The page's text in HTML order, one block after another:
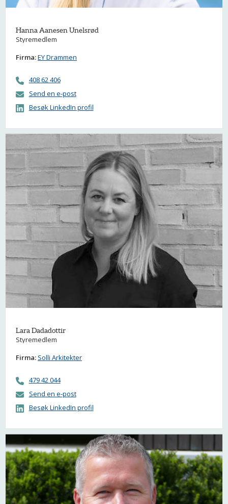
Hanna Aanesen Unelsrød
Styremedlem
Firma:EY Drammen
408 62 406
Send en e-post
Besøk LinkedIn profil
Lara Dadadottir
Styremedlem
Firma: Solli Arkitekter
479 42 044
Send en e-post
Besøk LinkedIn profil